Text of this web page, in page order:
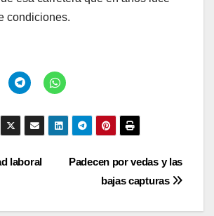
condiciones.
Padecen por vedas y las
bajas capturas
laboral